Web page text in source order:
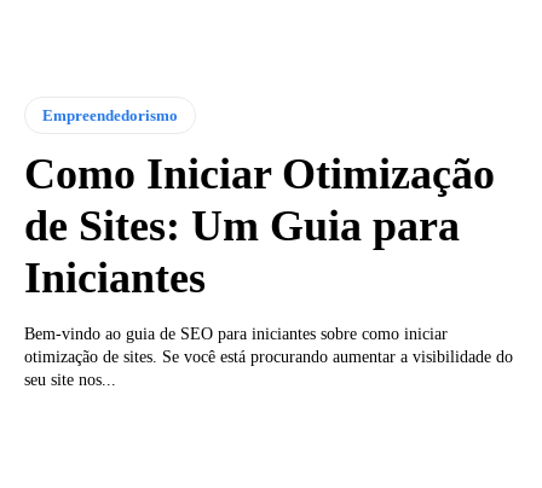
Empreendedorismo
Como Iniciar Otimização
de Sites: Um Guia para
Iniciantes
Bem-vindo ao guia de SEO para iniciantes sobre como iniciar
otimização de sites. Se você está procurando aumentar a visibilidade do
seu site nos...